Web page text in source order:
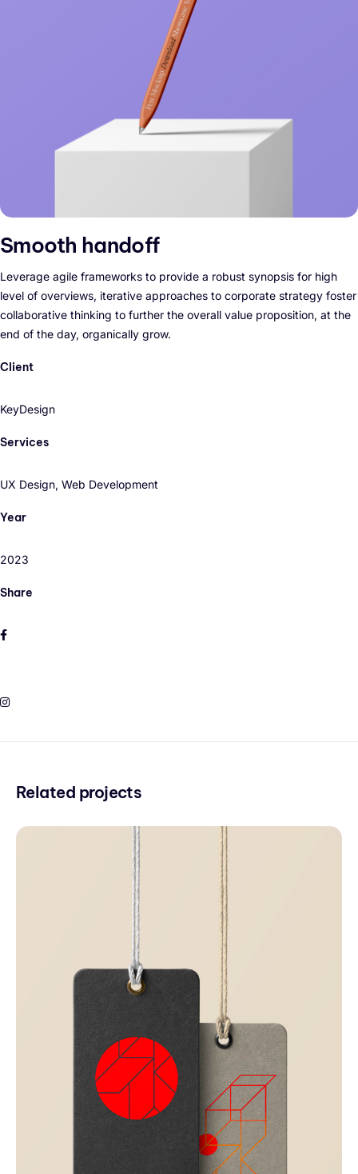
Smooth handoff
Leverage agile frameworks to provide a robust synopsis for high
level of overviews, iterative approaches to corporate strategy foster
collaborative thinking to further the overall value proposition, at the
end of the day, organically grow.
Client
KeyDesign
Services
UX Design, Web Development
Year
2023
Share
Related projects